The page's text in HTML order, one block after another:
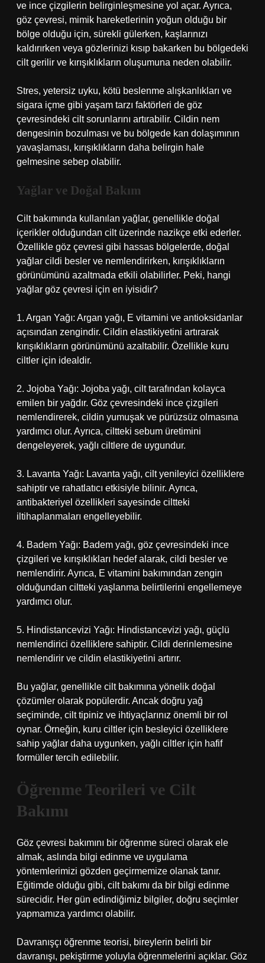
ve ince çizgilerin belirginleşmesine yol açar. Ayrıca,
göz çevresi, mimik hareketlerinin yoğun olduğu bir
bölge olduğu için, sürekli gülerken, kaşlarınızı
kaldırırken veya gözlerinizi kısıp bakarken bu bölgedeki
cilt gerilir ve kırışıklıkların oluşumuna neden olabilir.
Stres, yetersiz uyku, kötü beslenme alışkanlıkları ve
sigara içme gibi yaşam tarzı faktörleri de göz
çevresindeki cilt sorunlarını artırabilir. Cildin nem
dengesinin bozulması ve bu bölgede kan dolaşımının
yavaşlaması, kırışıklıkların daha belirgin hale
gelmesine sebep olabilir.
Yağlar ve Doğal Bakım
Cilt bakımında kullanılan yağlar, genellikle doğal
içerikler olduğundan cilt üzerinde nazikçe etki ederler.
Özellikle göz çevresi gibi hassas bölgelerde, doğal
yağlar cildi besler ve nemlendirirken, kırışıklıkların
görünümünü azaltmada etkili olabilirler. Peki, hangi
yağlar göz çevresi için en iyisidir?
1. Argan Yağı: Argan yağı, E vitamini ve antioksidanlar
açısından zengindir. Cildin elastikiyetini artırarak
kırışıklıkların görünümünü azaltabilir. Özellikle kuru
ciltler için idealdir.
2. Jojoba Yağı: Jojoba yağı, cilt tarafından kolayca
emilen bir yağdır. Göz çevresindeki ince çizgileri
nemlendirerek, cildin yumuşak ve pürüzsüz olmasına
yardımcı olur. Ayrıca, ciltteki sebum üretimini
dengeleyerek, yağlı ciltlere de uygundur.
3. Lavanta Yağı: Lavanta yağı, cilt yenileyici özelliklere
sahiptir ve rahatlatıcı etkisiyle bilinir. Ayrıca,
antibakteriyel özellikleri sayesinde ciltteki
iltihaplanmaları engelleyebilir.
4. Badem Yağı: Badem yağı, göz çevresindeki ince
çizgileri ve kırışıklıkları hedef alarak, cildi besler ve
nemlendirir. Ayrıca, E vitamini bakımından zengin
olduğundan ciltteki yaşlanma belirtilerini engellemeye
yardımcı olur.
5. Hindistancevizi Yağı: Hindistancevizi yağı, güçlü
nemlendirici özelliklere sahiptir. Cildi derinlemesine
nemlendirir ve cildin elastikiyetini artırır.
Bu yağlar, genellikle cilt bakımına yönelik doğal
çözümler olarak popülerdir. Ancak doğru yağ
seçiminde, cilt tipiniz ve ihtiyaçlarınız önemli bir rol
oynar. Örneğin, kuru ciltler için besleyici özelliklere
sahip yağlar daha uygunken, yağlı ciltler için hafif
formüller tercih edilebilir.
Öğrenme Teorileri ve Cilt
Bakımı
Göz çevresi bakımını bir öğrenme süreci olarak ele
almak, aslında bilgi edinme ve uygulama
yöntemlerimizi gözden geçirmemize olanak tanır.
Eğitimde olduğu gibi, cilt bakımı da bir bilgi edinme
sürecidir. Her gün edindiğimiz bilgiler, doğru seçimler
yapmamıza yardımcı olabilir.
Davranışçı öğrenme teorisi, bireylerin belirli bir
davranışı, pekiştirme yoluyla öğrenmelerini açıklar. Göz